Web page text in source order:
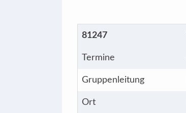
81247
Termine
Gruppenleitung
Ort